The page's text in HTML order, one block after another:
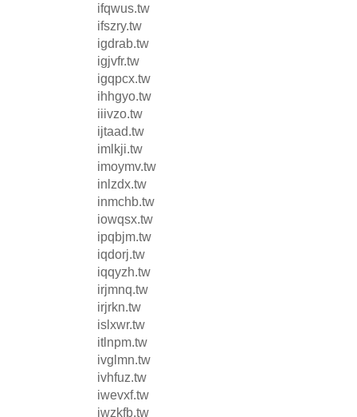
ifqwus.tw
ifszry.tw
igdrab.tw
igjvfr.tw
igqpcx.tw
ihhgyo.tw
iiivzo.tw
ijtaad.tw
imlkji.tw
imoymv.tw
inlzdx.tw
inmchb.tw
iowqsx.tw
ipqbjm.tw
iqdorj.tw
iqqyzh.tw
irjmnq.tw
irjrkn.tw
islxwr.tw
itlnpm.tw
ivglmn.tw
ivhfuz.tw
iwevxf.tw
iwzkfb.tw